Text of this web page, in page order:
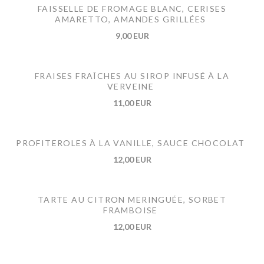
FAISSELLE DE FROMAGE BLANC, CERISES
AMARETTO, AMANDES GRILLÉES
9,00 EUR
FRAISES FRAÎCHES AU SIROP INFUSÉ À LA
VERVEINE
11,00 EUR
PROFITEROLES À LA VANILLE, SAUCE CHOCOLAT
12,00 EUR
TARTE AU CITRON MERINGUÉE, SORBET
FRAMBOISE
12,00 EUR